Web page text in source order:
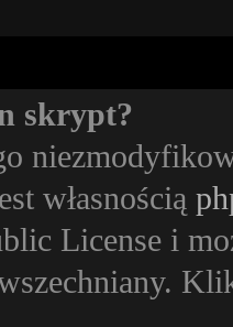
skrypt?
własnością
License i